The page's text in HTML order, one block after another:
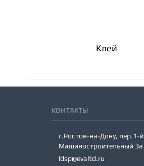
Клей
КОНТАКТЫ
г.Ростов-на-Дону, пер.1-й
Машиностроительный 3а
ldsp@evaltd.ru